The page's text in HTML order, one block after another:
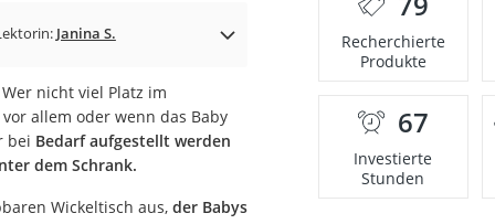
Janina S.
nicht viel Platz im
allem oder wenn das Baby
bei Bedarf aufgestellt werden
dem Schrank.
Wickeltisch aus, der Babys
Recherchierte
Produkte
67
Investierte
Stunden